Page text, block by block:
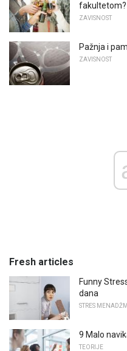
fakultetom?
ZAVISNOST
Pažnja i
ZAVISNOST
Fresh articles
Funny
dana
STRES
9 Malo
TEORIJE